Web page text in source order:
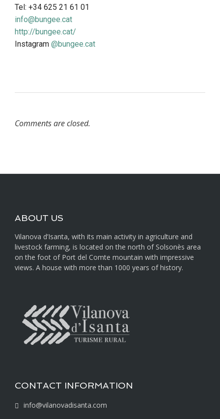
Tel: +34 625 21 61 01
info@bungee.cat
http://bungee.cat/
Instagram @bungee.cat
Comments are closed.
ABOUT US
Vilanova d’Isanta, with its main activity in agriculture and
livestock farming, is located on the north of Solsonès area
on the foot of Port del Comte mountain with impressive
views. A house with more than 1000 years of history.
CONTACT INFORMATION
info@vilanovadisanta.com